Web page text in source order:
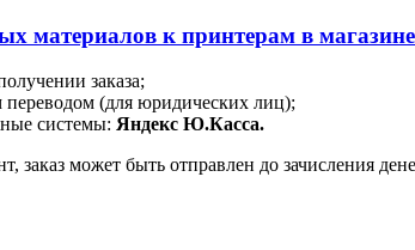
материалов к принтерам в
заказа;
переводом (для юридических лиц);
системы: Яндекс Ю.Касса.
может быть отправлен до зачисления